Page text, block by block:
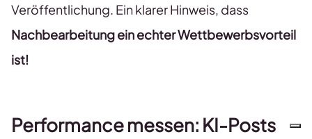
Veröffentlichung. Ein klarer Hinweis, dass
Nachbearbeitung ein echter Wettbewerbsvorteil
ist!
Performance messen: KI-Posts